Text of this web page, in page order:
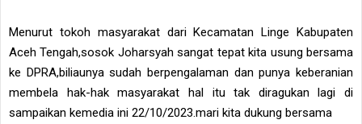
Menurut tokoh masyarakat dari Kecamatan Linge Kabupaten
Aceh Tengah,sosok Joharsyah sangat tepat kita usung bersama
ke DPRA,biliaunya sudah berpengalaman dan punya keberanian
membela hak-hak masyarakat hal itu tak diragukan lagi di
sampaikan kemedia ini 22/10/2023.mari kita dukung bersama